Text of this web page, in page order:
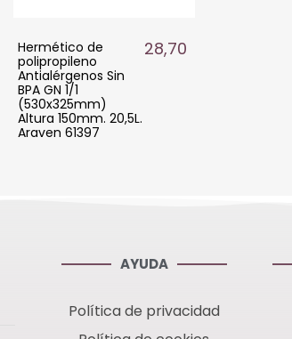
Hermético de
polipropileno
Antialérgenos Sin
BPA GN 1/1
(530x325mm)
Altura 150mm. 20,5L.
Araven 61397
28,70 €
AYUDA
Política de privacidad